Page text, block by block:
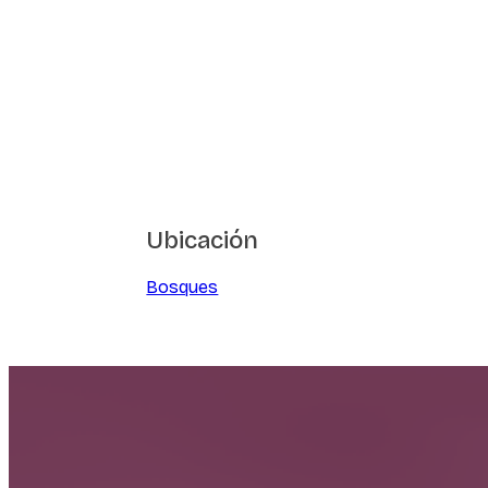
Ubicación
Bosques